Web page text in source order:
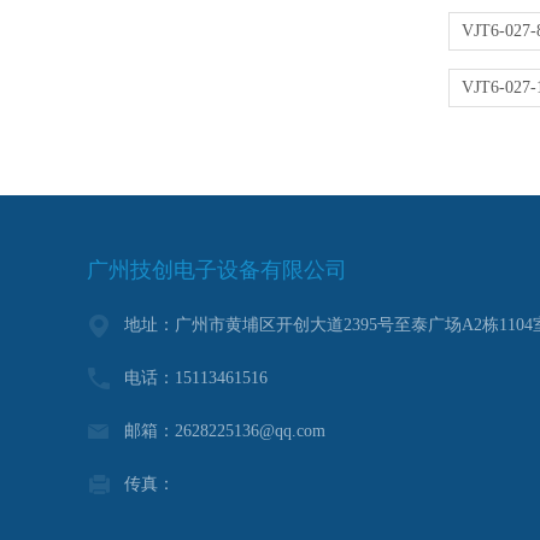
广州技创电子设备有限公司
地址：广州市黄埔区开创大道2395号至泰广场A2栋1104
电话：15113461516
邮箱：2628225136@qq.com
传真：